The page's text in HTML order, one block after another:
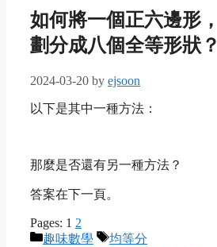
如何將一個正六邊形，
劃分成八個全等形狀？
2024-03-20 by ejsoon
以下是其中一種方法：
那麼是否還有另一種方法？
答案在下一頁。
Pages: 1 2
Categories
趣味數學 Tags
均等分